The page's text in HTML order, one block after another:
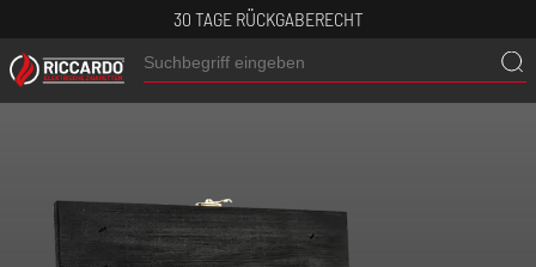
30 TAGE RÜCKGABERECHT